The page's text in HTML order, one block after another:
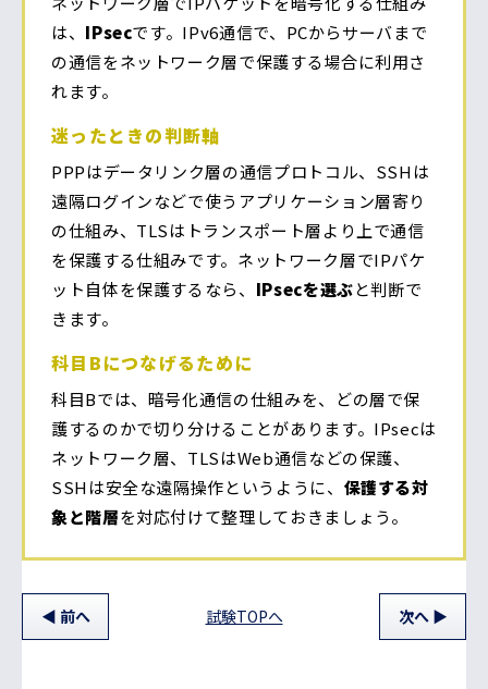
は、 IPsecです。IPv6通信で、PCからサーバまで
の通信をネットワーク層で保護する場合に利用さ
れます。
迷ったときの判断軸
PPPはデータリンク層の通信プロトコル、SSHは
遠隔ログインなどで使うアプリケーション層寄り
の仕組み、TLSはトランスポート層より上で通信
を保護する仕組みです。ネットワーク層でIPパケ
ット自体を保護するなら、 IPsecを選ぶと判断で
きます。
科目Bにつなげるために
科目Bでは、暗号化通信の仕組みを、どの層で保
護するのかで切り分けることがあります。IPsecは
ネットワーク層、TLSはWeb通信などの保護、
SSHは安全な遠隔操作というように、 保護する対
象と階層を対応付けて整理しておきましょう。
前へ 試験TOPへ 次へ